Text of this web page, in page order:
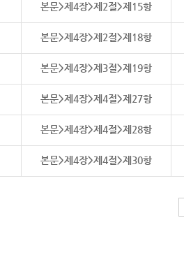
본문>제4장>제2절>제15항
본문>제4장>제2절>제18항
본문>제4장>제3절>제19항
본문>제4장>제4절>제27항
본문>제4장>제4절>제28항
본문>제4장>제4절>제30항